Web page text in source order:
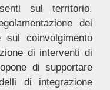
sul territorio.
dei
coinvolgimento
di interventi di
di supportare
di integrazione